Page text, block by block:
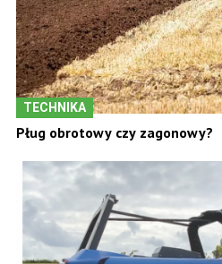
TECHNIKA
Pług obrotowy czy zagonowy?